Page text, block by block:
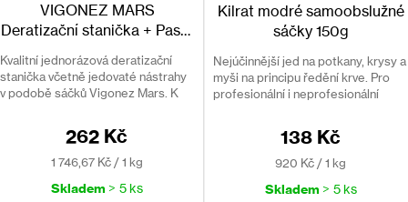
VIGONEZ MARS
Deratizační stanička + Pasta
Kvalitní jednorázová deratizační
stanička včetně jedovaté nástrahy
v podobě sáčků Vigonez Mars. K
262 Kč
Měrná
1 746,67 Kč / 1 kg
Skladem > 5 ks
Kilrat modré samoobslužné
sáčky 150g
Nejúčinnější jed na potkany, krysy a
myši na principu ředění krve. Pro
profesionální i neprofesionální
138 Kč
Měrná
920 Kč / 1 kg
Skladem > 5 ks